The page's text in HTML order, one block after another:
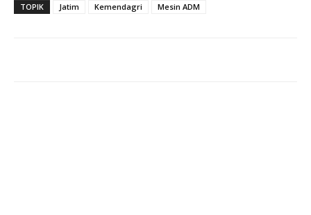
TOPIK Jatim Kemendagri Mesin ADM